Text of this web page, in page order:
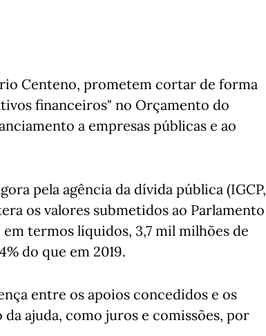
Centeno, prometem cortar de forma
financeiros" no Orçamento do
a empresas públicas e ao
pela agência da dívida pública (IGCP,
os valores submetidos ao Parlamento
termos líquidos, 3,7 mil milhões de
do que em 2019.
entre os apoios concedidos e os
ajuda, como juros e comissões, por